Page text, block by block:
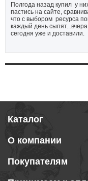
Полгода назад купил у
пастись на сайте,
что с выбором ресурса
каждый день
сегодня уже и доставили.
Каталог
О компании
Покупателям